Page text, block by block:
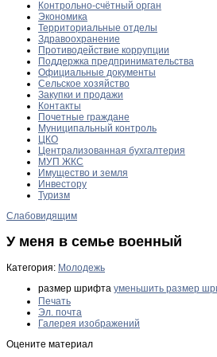
Контрольно-счётный орган
Экономика
Территориальные отделы
Здравоохранение
Противодействие коррупции
Поддержка предпринимательства
Официальные документы
Сельское хозяйство
Закупки и продажи
Контакты
Почетные граждане
Муниципальный контроль
ЦКО
Централизованная бухгалтерия
МУП ЖКС
Имущество и земля
Инвестору
Туризм
Слабовидящим
У меня в семье военный
Категория: Молодежь
размер шрифта уменьшить размер
Печать
Эл. почта
Галерея изображений
Оцените материал